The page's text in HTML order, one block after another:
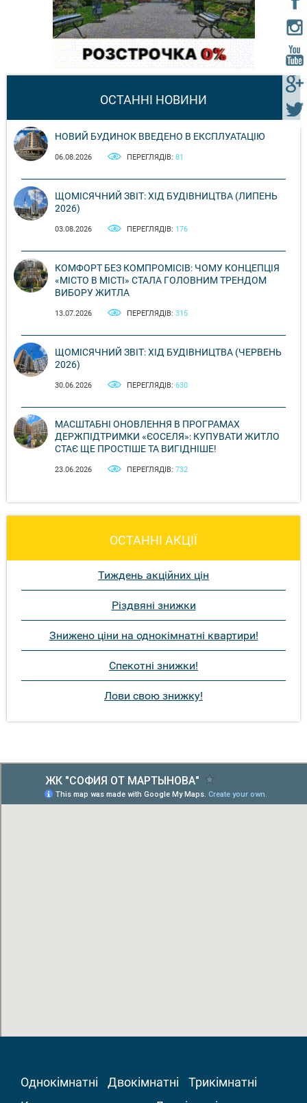
ОСТАННІ НОВИНИ
НОВИЙ БУДИНОК ВВЕДЕНО В ЕКСПЛУАТАЦІЮ
06.08.2026 ПЕРЕГЛЯДІВ: 81
ЩОМІСЯЧНИЙ ЗВІТ: ХІД БУДІВНИЦТВА (ЛИПЕНЬ
2026)
03.08.2026 ПЕРЕГЛЯДІВ: 176
КОМФОРТ БЕЗ КОМПРОМІСІВ: ЧОМУ КОНЦЕПЦІЯ
«МІСТО В МІСТІ» СТАЛА ГОЛОВНИМ ТРЕНДОМ
ВИБОРУ ЖИТЛА
13.07.2026 ПЕРЕГЛЯДІВ: 315
ЩОМІСЯЧНИЙ ЗВІТ: ХІД БУДІВНИЦТВА (ЧЕРВЕНЬ
2026)
30.06.2026 ПЕРЕГЛЯДІВ: 630
МАСШТАБНІ ОНОВЛЕННЯ В ПРОГРАМАХ
ДЕРЖПІДТРИМКИ «ЄОСЕЛЯ»: КУПУВАТИ ЖИТЛО
СТАЄ ЩЕ ПРОСТІШЕ ТА ВИГІДНІШЕ!
23.06.2026 ПЕРЕГЛЯДІВ: 732
ОСТАННІ АКЦІЇ
Тиждень акційних цін
Різдвяні знижки
Знижено ціни на однокімнатні квартири!
Спекотні знижки!
Лови свою знижку!
Однокімнатні Двокімнатні
Трикімнатні